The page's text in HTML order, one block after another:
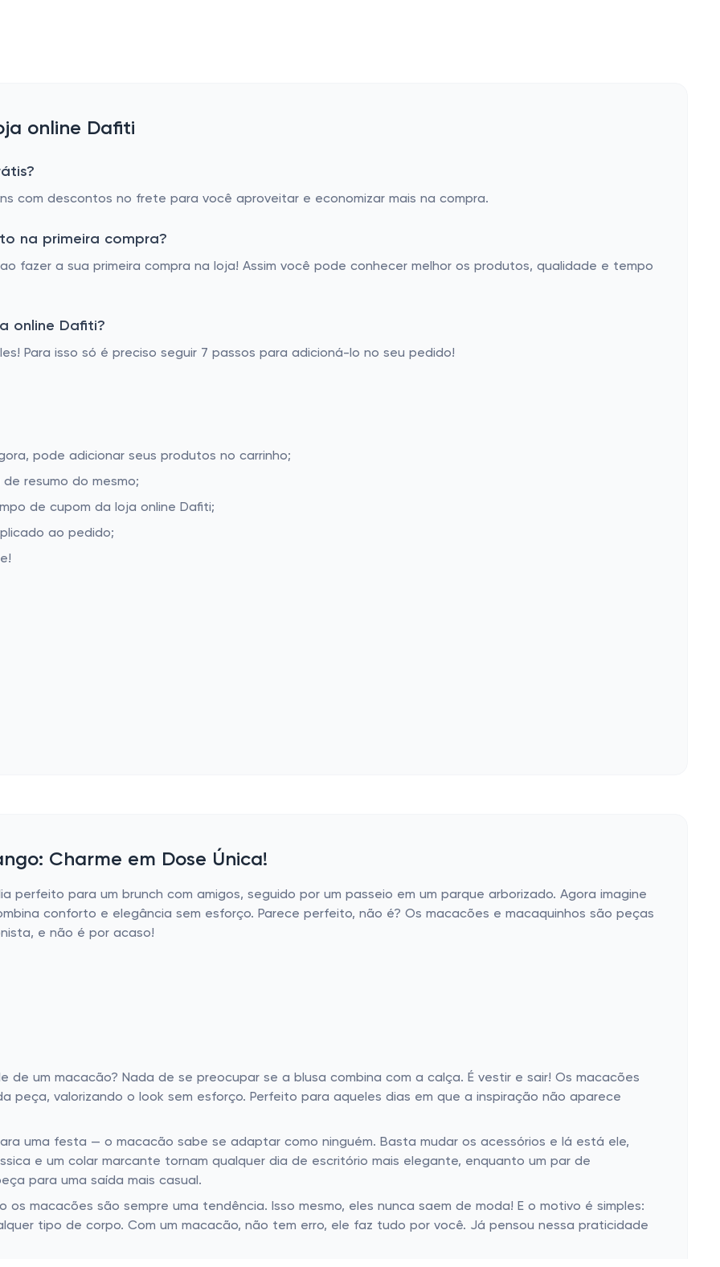
online Dafiti
com descontos no frete para você aproveitar e economizar mais na compra.
na primeira compra?
fazer a sua primeira compra na loja! Assim você pode conhecer melhor os produtos, qualidade e tempo
online Dafiti?
Para isso só é preciso seguir 7 passos para adicioná-lo no seu pedido!
pode adicionar seus produtos no carrinho;
resumo do mesmo;
de cupom da loja online Dafiti;
ao pedido;
Charme em Dose Única!
perfeito para um brunch com amigos, seguido por um passeio em um parque arborizado. Agora imagine
conforto e elegância sem esforço. Parece perfeito, não é? Os macacões e macaquinhos são peças
e não é por acaso!
de um macacão? Nada de se preocupar se a blusa combina com a calça. É vestir e sair! Os macacões
peça, valorizando o look sem esforço. Perfeito para aqueles dias em que a inspiração não aparece
uma festa — o macacão sabe se adaptar como ninguém. Basta mudar os acessórios e lá está ele,
e um colar marcante tornam qualquer dia de escritório mais elegante, enquanto um par de
para uma saída mais casual.
os macacões são sempre uma tendência. Isso mesmo, eles nunca saem de moda! E o motivo é simples:
tipo de corpo. Com um macacão, não tem erro, ele faz tudo por você. Já pensou nessa praticidade